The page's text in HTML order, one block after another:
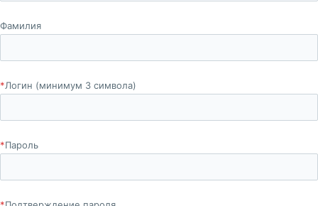
Фамилия
*Логин (минимум 3 символа)
*Пароль